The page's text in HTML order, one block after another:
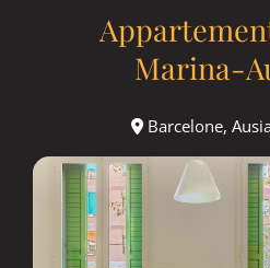
Marina-
Barcelone,